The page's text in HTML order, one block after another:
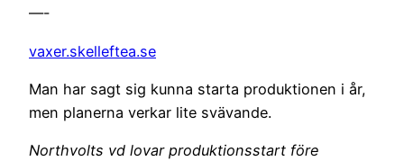
—-
vaxer.skelleftea.se
Man har sagt sig kunna starta produktionen i år,
men planerna verkar lite svävande.
Northvolts vd lovar produktionsstart före